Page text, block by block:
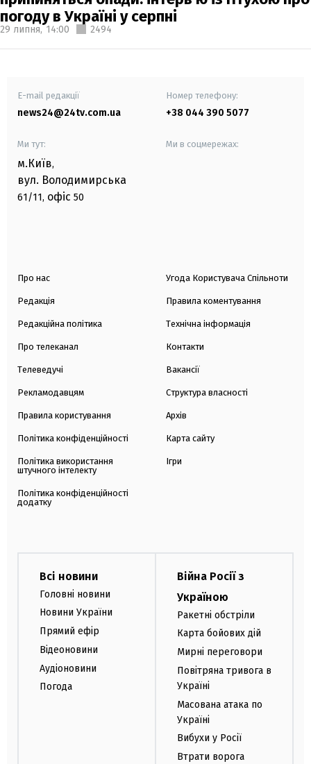
погоду в Україні у серпні
29 липня, 14:00 2494
E-mail редакції
news24@24tv.com.ua
Номер телефону:
+38 044 390 5077
Ми тут:
м.Київ,
вул. Володимирська
61/11, офіс 50
Ми в соцмережах:
Про нас
Редакція
Редакційна політика
Про телеканал
Телеведучі
Рекламодавцям
Правила користування
Політика конфіденційності
Політика використання
штучного інтелекту
Політика конфіденційності
додатку
Угода Користувача Спільноти
Правила коментування
Технічна інформація
Контакти
Вакансії
Структура власності
Архів
Карта сайту
Ігри
Всі новини
Головні новини
Новини України
Прямий ефір
Відеоновини
Аудіоновини
Погода
Війна Росії з
Україною
Ракетні обстріли
Карта бойових дій
Мирні переговори
Повітряна тривога в
Україні
Масована атака по
Україні
Вибухи у Росії
Втрати ворога